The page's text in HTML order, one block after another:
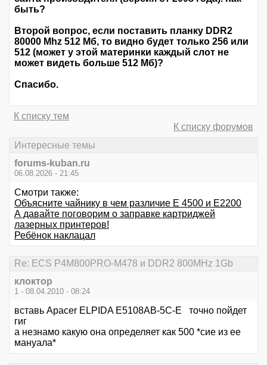
быть?
Второй вопрос, если поставить планку DDR2
80000 Mhz 512 Мб, то видно будет только 256 или
512 (может у этой материнки каждый слот не
может видеть больше 512 Мб)?
Спасибо.
К списку тем
К списку форумов
Интересные темы
forums-kuban.ru
06.08.2026 - 21:45
Смотри также:
Объясните чайнику в чем различие Е 4500 и Е2200
А давайте поговорим о заправке картриджей
лазерных принтеров!
Ребёнок наклацал
Re: ECS P4M800PRO-M478 и DDR2 800MHz 1Gb
клоктор
1 - 08.04.2010 - 08:24
вставь Apacer ELPIDA E5108AB-5C-E точно пойдет
гиг
а незнамо какую она определяет как 500 *сие из ее
мануала*